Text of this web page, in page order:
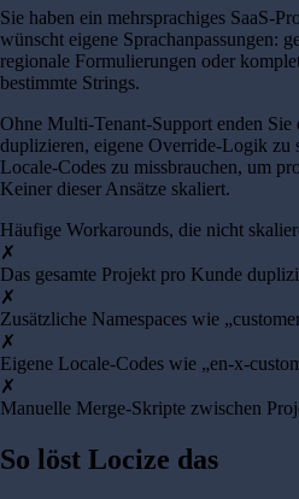
Sie haben ein mehrsprachiges SaaS-
wünscht eigene Sprachanpassungen:
regionale Formulierungen oder
bestimmte Strings.
Ohne Multi-Tenant-Support enden
duplizieren, eigene Override-Logik zu
Locale-Codes zu missbrauchen, um
Keiner dieser Ansätze skaliert.
Häufige Workarounds, die nicht
✗
Das gesamte Projekt pro Kunde
✗
Zusätzliche Namespaces wie
✗
Eigene Locale-Codes wie „en-x-
✗
Manuelle Merge-Skripte zwischen
So löst Locize das